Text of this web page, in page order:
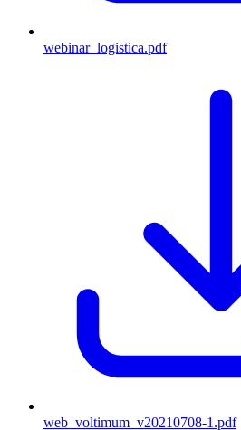
webinar_logistica.pdf
web_voltimum_v20210708-1.pdf